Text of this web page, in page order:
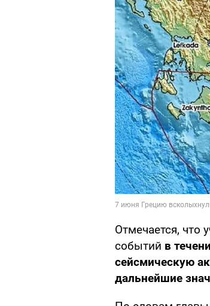
Отмечается, что
событий в
сейсмическую
дальнейшие